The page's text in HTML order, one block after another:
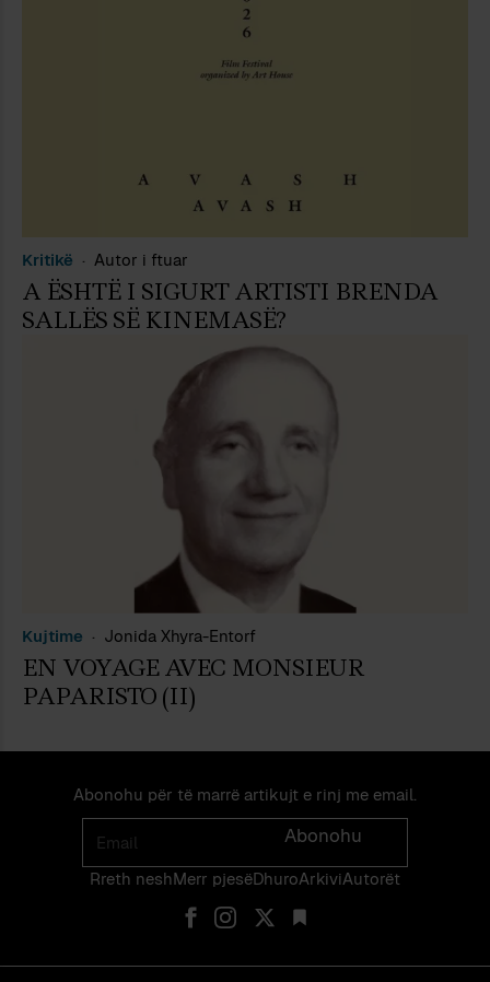
Kritikë Autor i ftuar
A ËSHTË I SIGURT ARTISTI BRENDA
SALLËS SË KINEMASË?
Kujtime Jonida Xhyra-Entorf
EN VOYAGE AVEC MONSIEUR
PAPARISTO (II)
Abonohu për të marrë artikujt e rinj me email.
Email
Abonohu
Rreth neshMerr pjes​​ë​DhuroArkiviAutorët